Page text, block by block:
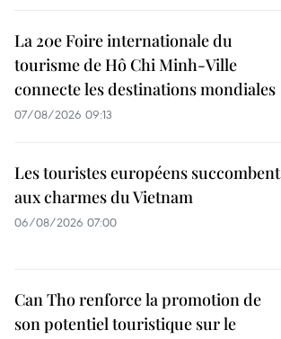
La 20e Foire internationale du
tourisme de Hô Chi Minh-Ville
connecte les destinations mondiales
07/08/2026 09:13
Les touristes européens succombent
aux charmes du Vietnam
06/08/2026 07:00
Can Tho renforce la promotion de
son potentiel touristique sur le